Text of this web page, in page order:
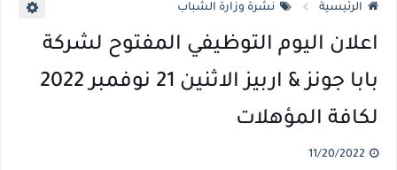
اعلان وظائف الهيئة القومية لسلامة الغذاء " لشغل وظيفة مفتش أغذية " لخريجي علوم / زراعة / طب بيطري "... الشروط والاوراق المطلوبة وكيفية التقديم
الرئيسية نشرة وزارة الشباب
اعلان اليوم التوظيفي المفتوح لشركة
بابا جونز & اربيز الاثنين 21 نوفمبر 2022
لكافة المؤهلات